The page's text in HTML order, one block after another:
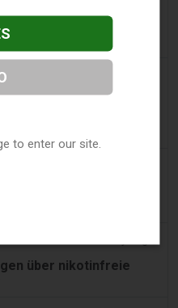
15.000 Puffs in den
vier weitere
über nikotinfreie
to enter our site.